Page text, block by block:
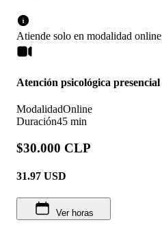
Atiende solo en modalidad online
Atención psicológica
ModalidadOnline
Duración45 min
$30.000 CLP
31.97 USD
Ver horas